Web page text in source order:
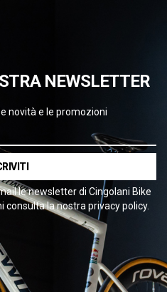
NEWSLETTER
novità e le promozioni
le newsletter di Cingolani Bike
la nostra privacy policy.